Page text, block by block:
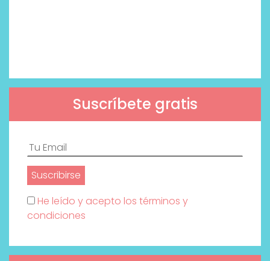
Suscríbete gratis
He leído y acepto los términos y
condiciones